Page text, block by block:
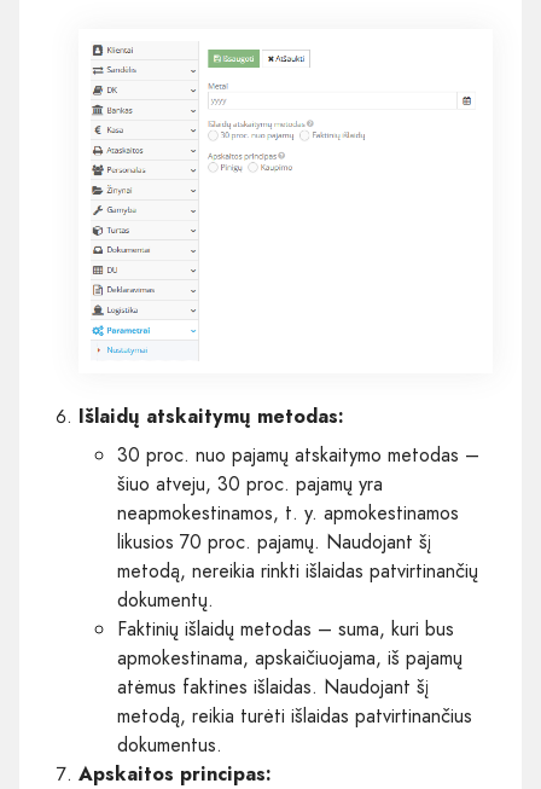
Išlaidų atskaitymų metodas:
30 proc. nuo pajamų atskaitymo metodas –
šiuo atveju, 30 proc. pajamų yra
neapmokestinamos, t. y. apmokestinamos
likusios 70 proc. pajamų. Naudojant šį
metodą, nereikia rinkti išlaidas patvirtinančių
dokumentų.
Faktinių išlaidų metodas – suma, kuri bus
apmokestinama, apskaičiuojama, iš pajamų
atėmus faktines išlaidas. Naudojant šį
metodą, reikia turėti išlaidas patvirtinančius
dokumentus.
Apskaitos principas: